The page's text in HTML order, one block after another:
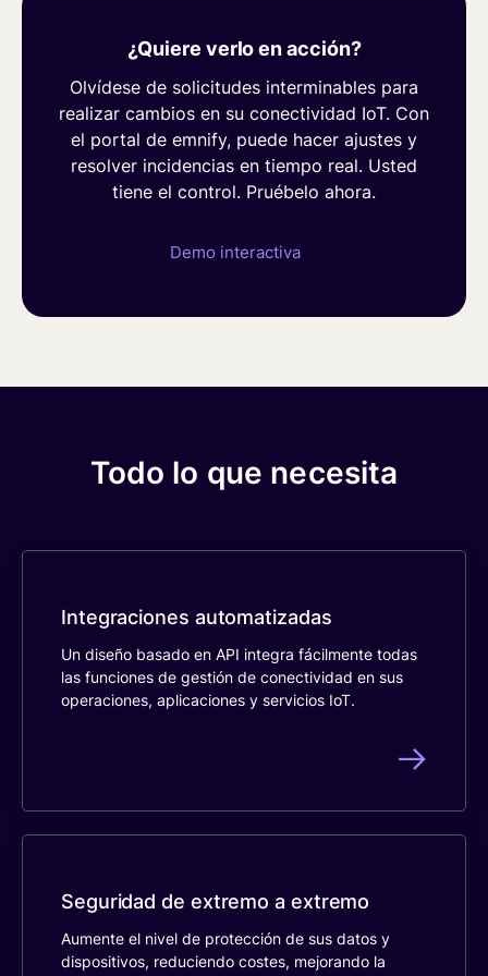
¿Quiere verlo en acción?
Olvídese de solicitudes interminables para
realizar cambios en su conectividad IoT. Con
el portal de emnify, puede hacer ajustes y
resolver incidencias en tiempo real. Usted
tiene el control. Pruébelo ahora.
Demo interactiva
Todo lo que necesita
Integraciones automatizadas
Un diseño basado en API integra fácilmente todas
las funciones de gestión de conectividad en sus
operaciones, aplicaciones y servicios IoT.
Seguridad de extremo a extremo
Aumente el nivel de protección de sus datos y
dispositivos, reduciendo costes, mejorando la